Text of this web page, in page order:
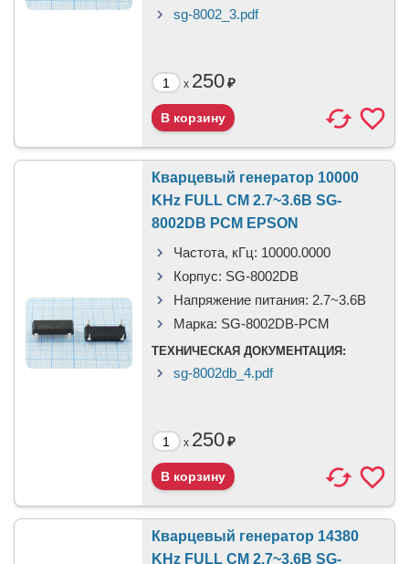
sg-8002_3.pdf
x 250₽
Кварцевый генератор 10000
KHz FULL CM 2.7~3.6В SG-
8002DB PCM EPSON
Частота, кГц: 10000.0000
Корпус: SG-8002DB
Напряжение питания: 2.7~3.6В
Марка: SG-8002DB-PCM
ТЕХНИЧЕСКАЯ ДОКУМЕНТАЦИЯ:
sg-8002db_4.pdf
x 250₽
Кварцевый генератор 14380
KHz FULL CM 2.7~3.6В SG-